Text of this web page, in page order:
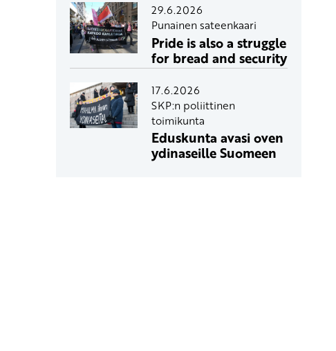
29.6.2026
Punainen sateenkaari
Pride is also a struggle
for bread and security
17.6.2026
SKP:n poliittinen
toimikunta
Eduskunta avasi oven
ydinaseille Suomeen